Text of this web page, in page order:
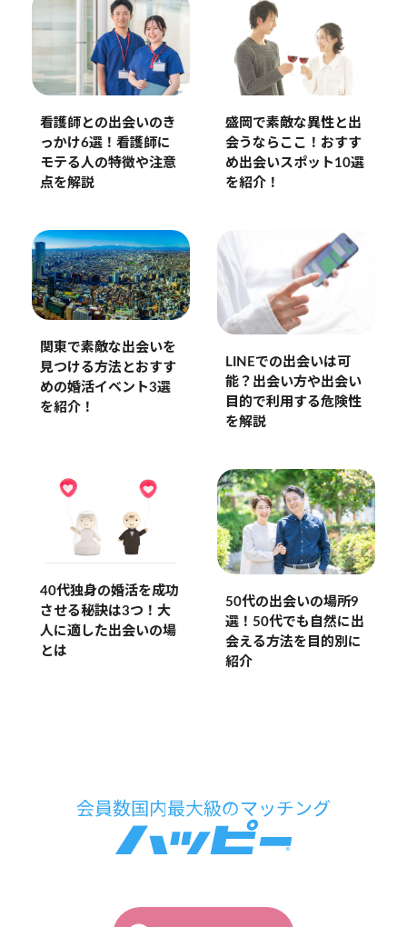
看護師との出会いのき
っかけ6選！看護師に
モテる人の特徴や注意
点を解説
盛岡で素敵な異性と出
会うならここ！おすす
め出会いスポット10選
を紹介！
関東で素敵な出会いを
見つける方法とおすす
めの婚活イベント3選
を紹介！
LINEでの出会いは可
能？出会い方や出会い
目的で利用する危険性
を解説
40代独身の婚活を成功
させる秘訣は3つ！大
人に適した出会いの場
とは
50代の出会いの場所9
選！50代でも自然に出
会える方法を目的別に
紹介